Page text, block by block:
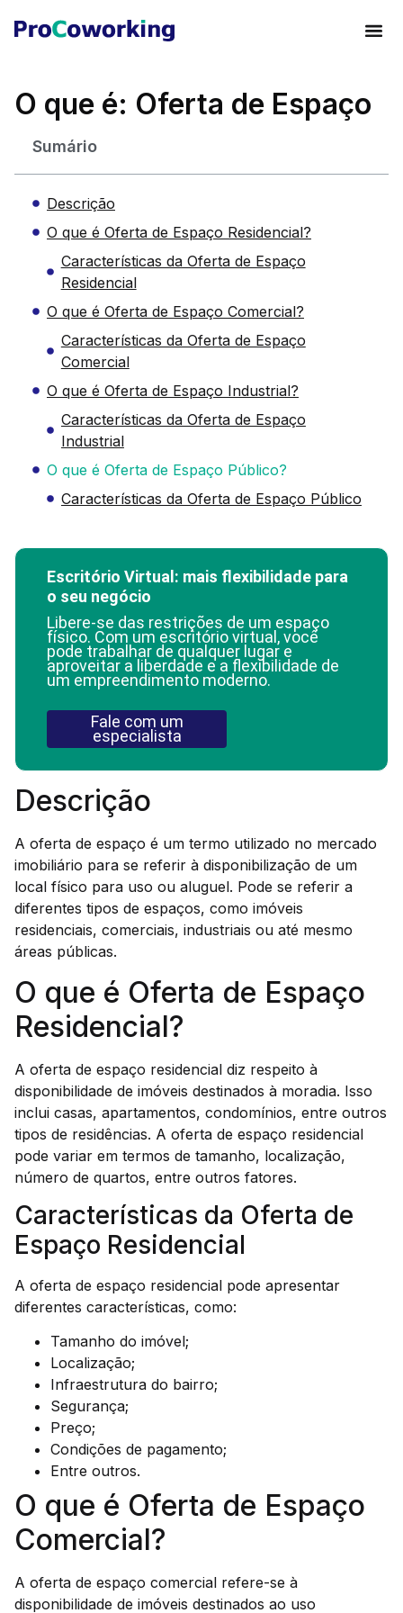
O que é: Oferta de Espaço
Sumário
Descrição
O que é Oferta de Espaço Residencial?
Características da Oferta de Espaço
Residencial
O que é Oferta de Espaço Comercial?
Características da Oferta de Espaço
Comercial
O que é Oferta de Espaço Industrial?
Características da Oferta de Espaço
Industrial
O que é Oferta de Espaço Público?
Características da Oferta de Espaço Público
Escritório Virtual: mais flexibilidade para
o seu negócio
Libere-se das restrições de um espaço
físico. Com um escritório virtual, você
pode trabalhar de qualquer lugar e
aproveitar a liberdade e a flexibilidade de
um empreendimento moderno.
Fale com um
especialista
Descrição
A oferta de espaço é um termo utilizado no mercado
imobiliário para se referir à disponibilização de um
local físico para uso ou aluguel. Pode se referir a
diferentes tipos de espaços, como imóveis
residenciais, comerciais, industriais ou até mesmo
áreas públicas.
O que é Oferta de Espaço
Residencial?
A oferta de espaço residencial diz respeito à
disponibilidade de imóveis destinados à moradia. Isso
inclui casas, apartamentos, condomínios, entre outros
tipos de residências. A oferta de espaço residencial
pode variar em termos de tamanho, localização,
número de quartos, entre outros fatores.
Características da Oferta de
Espaço Residencial
A oferta de espaço residencial pode apresentar
diferentes características, como:
Tamanho do imóvel;
Localização;
Infraestrutura do bairro;
Segurança;
Preço;
Condições de pagamento;
Entre outros.
O que é Oferta de Espaço
Comercial?
A oferta de espaço comercial refere-se à
disponibilidade de imóveis destinados ao uso